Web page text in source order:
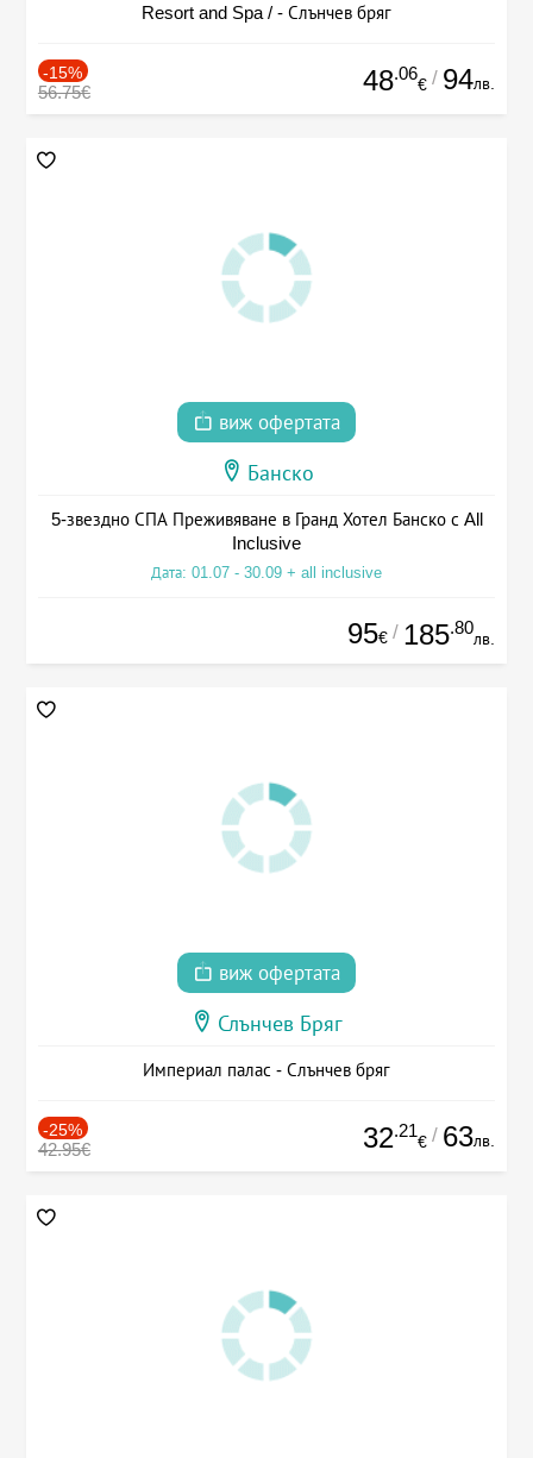
Resort and Spa / - Слънчев бряг
-15%
56.75€ 48.06
€ / 94лв.
виж офертата
Банско
5-звездно СПА Преживяване в Гранд Хотел Банско с All
Inclusive
Дата: 01.07 - 30.09 + all inclusive
95€ / 185.80
лв.
виж офертата
Слънчев Бряг
Империал палас - Слънчев бряг
-25%
42.95€ 32.21
€ / 63лв.